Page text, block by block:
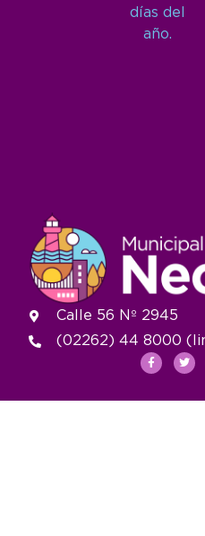
días del
año.
Calle 56 Nº 2945
(02262) 44 8000